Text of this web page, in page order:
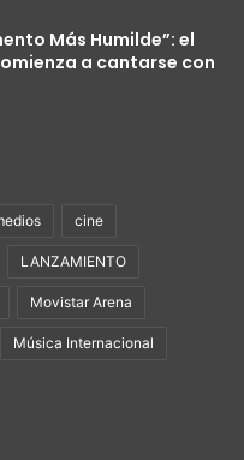
Más Humilde”: el
a cantarse con
cine
LANZAMIENTO
Movistar Arena
Música Internacional